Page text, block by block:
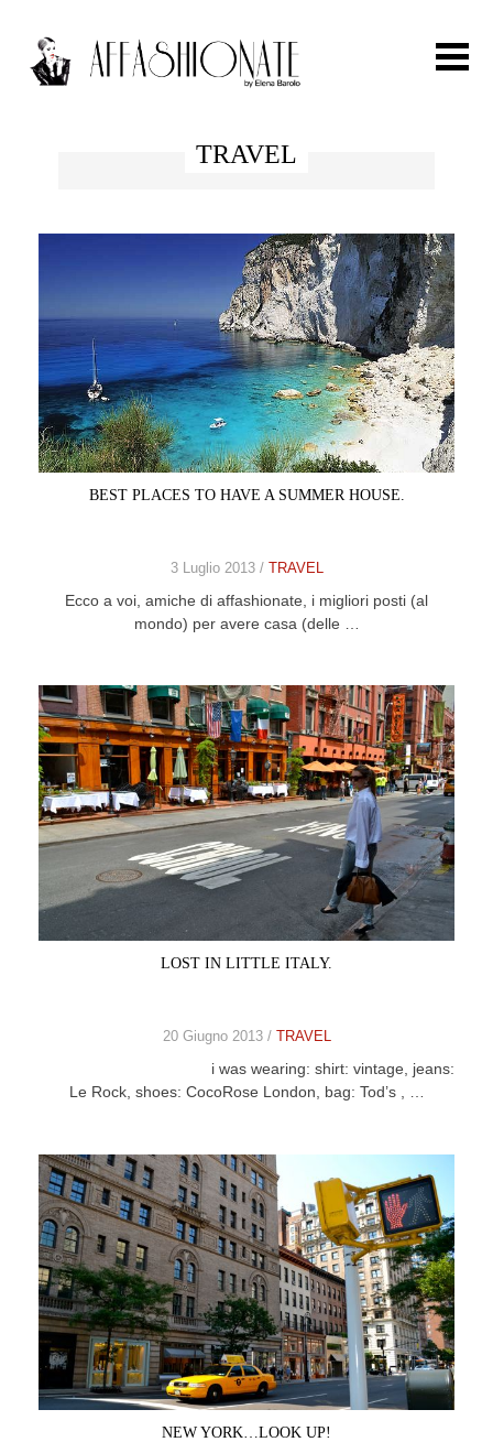
OUTFIT
BEAUTY
TRAVEL
VIDEO
PRESS
CONTACT
ABOUT
ARCHIVES
CONTACT
HOME
TRAVEL
BEST PLACES TO HAVE A SUMMER HOUSE.
3 Luglio 2013 / TRAVEL
Ecco a voi, amiche di affashionate, i migliori posti (al
mondo) per avere casa (delle …
LOST IN LITTLE ITALY.
20 Giugno 2013 / TRAVEL
i was wearing: shirt: vintage, jeans:
Le Rock, shoes: CocoRose London, bag: Tod’s , …
NEW YORK…LOOK UP!